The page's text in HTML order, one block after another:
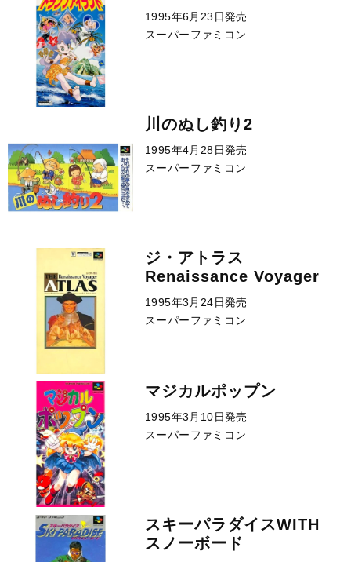
1995年6月23日発売
スーパーファミコン
川のぬし釣り2
1995年4月28日発売
スーパーファミコン
ジ・アトラス
Renaissance Voyager
1995年3月24日発売
スーパーファミコン
マジカルポップン
1995年3月10日発売
スーパーファミコン
スキーパラダイスWITH
スノーボード